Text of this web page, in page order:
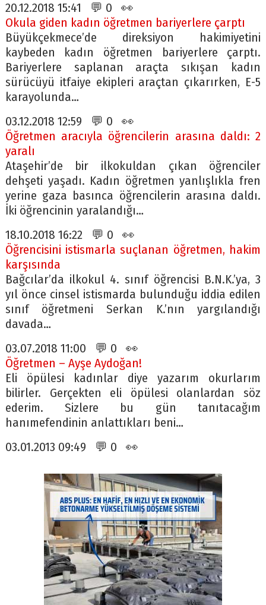
20.12.2018 15:41 💬 0 👀
Okula giden kadın öğretmen bariyerlere çarptı
Büyükçekmece’de direksiyon hakimiyetini
kaybeden kadın öğretmen bariyerlere çarptı.
Bariyerlere saplanan araçta sıkışan kadın
sürücüyü itfaiye ekipleri araçtan çıkarırken, E-5
karayolunda…
03.12.2018 12:59 💬 0 👀
Öğretmen aracıyla öğrencilerin arasına daldı: 2
yaralı
Ataşehir’de bir ilkokuldan çıkan öğrenciler
dehşeti yaşadı. Kadın öğretmen yanlışlıkla fren
yerine gaza basınca öğrencilerin arasına daldı.
İki öğrencinin yaralandığı…
18.10.2018 16:22 💬 0 👀
Öğrencisini istismarla suçlanan öğretmen, hakim
karşısında
Bağcılar’da ilkokul 4. sınıf öğrencisi B.N.K.’ya, 3
yıl önce cinsel istismarda bulunduğu iddia edilen
sınıf öğretmeni Serkan K.’nın yargılandığı
davada…
03.07.2018 11:00 💬 0 👀
Öğretmen – Ayşe Aydoğan!
Eli öpülesi kadınlar diye yazarım okurlarım
bilirler. Gerçekten eli öpülesi olanlardan söz
ederim. Sizlere bu gün tanıtacağım
hanımefendinin anlattıkları beni…
03.01.2013 09:49 💬 0 👀